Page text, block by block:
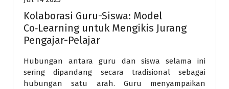
Kolaborasi Guru-Siswa: Model
Co‑Learning untuk Mengikis Jurang
Pengajar-Pelajar
Hubungan antara guru dan siswa selama ini
sering dipandang secara tradisional sebagai
hubungan satu arah. Guru menyampaikan